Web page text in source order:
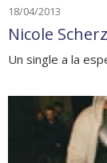
18/04/2013
Nicole
Un single a la